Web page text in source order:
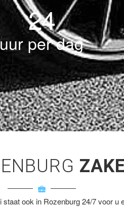
24
uur per dag
ook in Rozenburg 24/7 voor u